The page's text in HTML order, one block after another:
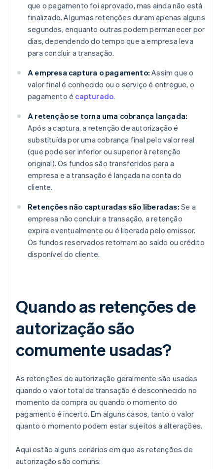
que o pagamento foi aprovado, mas ainda não está
finalizado. Algumas retenções duram apenas alguns
segundos, enquanto outras podem permanecer por
dias, dependendo do tempo que a empresa leva
para concluir a transação.
A empresa captura o pagamento: Assim que o
valor final é conhecido ou o serviço é entregue, o
pagamento é capturado.
A retenção se torna uma cobrança lançada:
Após a captura, a retenção de autorização é
substituída por uma cobrança final pelo valor real
(que pode ser inferior ou superior à retenção
original). Os fundos são transferidos para a
empresa e a transação é lançada na conta do
cliente.
Retenções não capturadas são liberadas: Se a
empresa não concluir a transação, a retenção
expira eventualmente ou é liberada pelo emissor.
Os fundos reservados retornam ao saldo ou crédito
disponível do cliente.
Quando as retenções de
autorização são
comumente usadas?
As retenções de autorização geralmente são usadas
quando o valor total da transação é desconhecido no
momento da compra ou quando o momento do
pagamento é incerto. Em alguns casos, tanto o valor
quanto o momento podem estar sujeitos a alterações.
Aqui estão alguns cenários em que as retenções de
autorização são comuns: